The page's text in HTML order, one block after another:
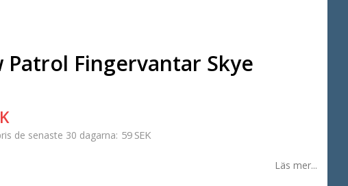
Patrol Fingervantar Skye
de senaste 30 dagarna 59 SEK
Läs mer...